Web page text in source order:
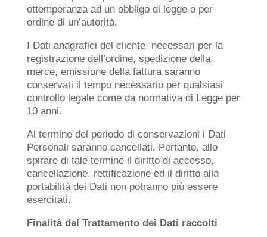
ottemperanza ad un obbligo di legge o per
ordine di un’autorità.
I Dati anagrafici del cliente, necessari per la
registrazione dell’ordine, spedizione della
merce, emissione della fattura saranno
conservati il tempo necessario per qualsiasi
controllo legale come da normativa di Legge per
10 anni.
Al termine del periodo di conservazioni i Dati
Personali saranno cancellati. Pertanto, allo
spirare di tale termine il diritto di accesso,
cancellazione, rettificazione ed il diritto alla
portabilità dei Dati non potranno più essere
esercitati.
Finalità del Trattamento dei Dati raccolti